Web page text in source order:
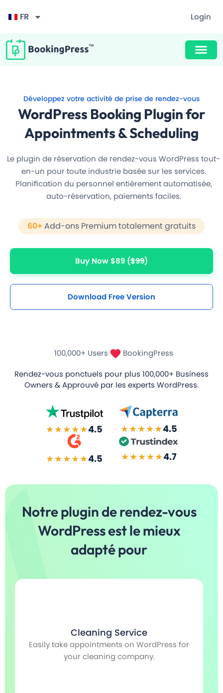
FR Login
Développez votre activité de prise de rendez-vous
WordPress Booking Plugin for
Appointments & Scheduling
Le plugin de réservation de rendez-vous WordPress tout-
en-un pour toute industrie basée sur les services.
Planification du personnel entièrement automatisée,
auto-réservation, paiements faciles.
60+ Add-ons Premium totalement gratuits
Buy Now $89 ($99)
Download Free Version
100,000+ Users
BookingPress
Rendez-vous ponctuels pour plus 100,000+ Business
Owners & Approuvé par les experts WordPress.
★★★★★4.5 ★★★★★4.5
★★★★★4.5 ★★★★★4.7
Notre plugin de rendez-vous
WordPress est le mieux
adapté pour
Cleaning Service
Easily take appointments on WordPress for
your cleaning company.
Email, SMS & WhatsApp Notification
20+ Built-in Payment Gateways
Still have question?
Grab Deal $89